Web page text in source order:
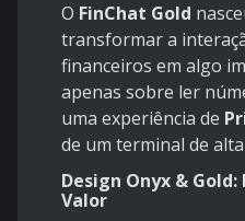
O FinChat Gold
transformar a
financeiros em algo
apenas sobre ler
uma experiência de
de um terminal de
Design Onyx &
Valor